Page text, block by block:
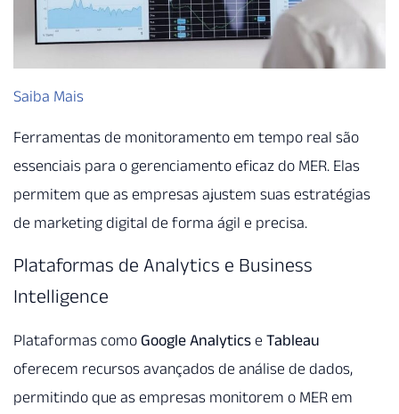
Saiba Mais
Ferramentas de monitoramento em tempo real são
essenciais para o gerenciamento eficaz do MER. Elas
permitem que as empresas ajustem suas estratégias
de marketing digital de forma ágil e precisa.
Plataformas de Analytics e Business
Intelligence
Plataformas como Google Analytics e Tableau
oferecem recursos avançados de análise de dados,
permitindo que as empresas monitorem o MER em